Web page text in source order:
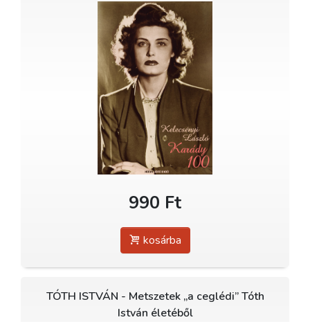
990 Ft
kosárba
TÓTH ISTVÁN - Metszetek „a ceglédi” Tóth
István életéből